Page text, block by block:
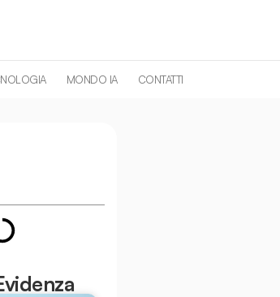
MONDO IA CONTATTI